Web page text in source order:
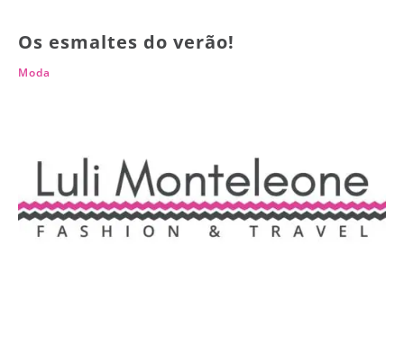
Os esmaltes do verão!
Moda